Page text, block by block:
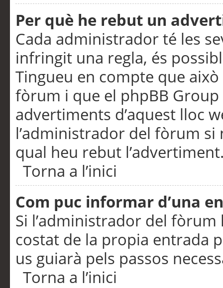
Per què he rebut un
Cada administrador té les
infringit una regla, és
Tingueu en compte que
fòrum i que el phpBB
advertiments d’aquest lloc
l’administrador del fòrum
qual heu rebut
Torna a l’inici
Com puc informar d’una
Si l’administrador del
costat de la propia entrada
us guiarà pels passos
Torna a l’inici